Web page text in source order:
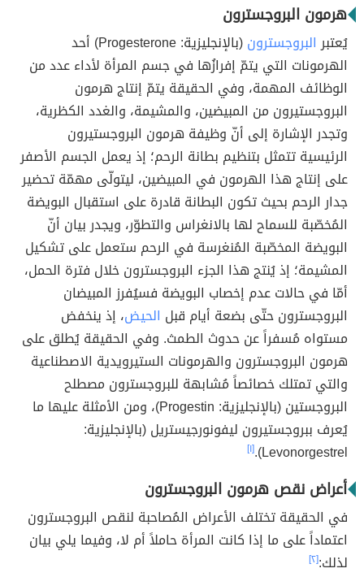
هرمون البروجسترون
يُعتبرالبروجسترون
(بالإنجليزية: Progesterone) أحد
الهرمونات التي يتمّ إفرازُها في جسم المرأة لأداء عدد من
الوظائف المهمة، وفي الحقيقة يتمّ إنتاج هرمون
البروجستيرون من المبيضين، والمشيمة، والغدد الكظرية،
وتجدر الإشارة إلى أنّ وظيفة هرمون البروجستيرون
الرئيسية تتمثل بتنظيم بطانة الرحم؛ إذ يعمل الجسم الأصفر
على إنتاج هذا الهرمون في المبيضين، ليتولّى مهمّة تحضير
جدار الرحم بحيث تكون البطانة قادرة على استقبال البويضة
المُخصّبة للسماح لها بالانغراس والتطوّر، ويجدر بيان أنّ
البويضة المخصّبة المُنغرسة في الرحم ستعمل على تشكيل
المشيمة؛ إذ يُنتج هذا الجزء البروجسترون خلال فترة الحمل،
أمّا في حالات عدم إخصاب البويضة فسيُفرز المبيضان
البروجسترون حتّى بضعة أيام قبل الحيض، إذ ينخفض ​​
مستواه مُسفراً عن حدوث الطمث. وفي الحقيقة يُطلق على
هرمون البروجسترون والهرمونات الستيرويدية الاصطناعية
والتي تمتلك خصائصاً مُشابهة للبروجسترون مصطلح
البروجستين (بالإنجليزية: Progestin)، ومن الأمثلة عليها ما
يُعرف ببروجستيرون ليفونورجيستريل (بالإنجليزية:
Levonorgestrel). [١]
أعراض نقص هرمون البروجسترون
في الحقيقة تختلف الأعراض المُصاحبة لنقص البروجسترون
اعتماداً على ما إذا كانت المرأة حاملاً أم لا، وفيما يلي بيان
لذلك:[٢]